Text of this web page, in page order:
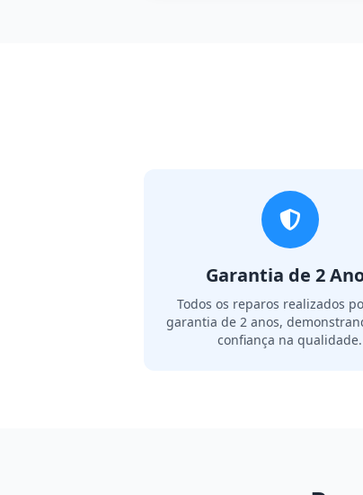
Garantia de 2
Todos os reparos realizados
garantia de 2 anos,
confiança na qualidade.